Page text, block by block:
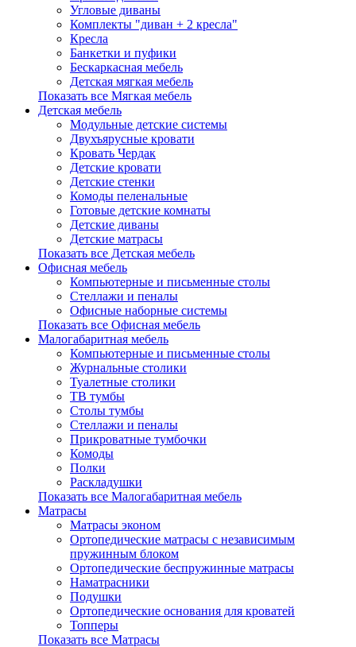
Угловые диваны
Комплекты "диван + 2 кресла"
Кресла
Банкетки и пуфики
Бескаркасная мебель
Детская мягкая мебель
Показать все Мягкая мебель
Детская мебель
Модульные детские системы
Двухъярусные кровати
Кровать Чердак
Детские кровати
Детские стенки
Комоды пеленальные
Готовые детские комнаты
Детские диваны
Детские матрасы
Показать все Детская мебель
Офисная мебель
Компьютерные и письменные столы
Стеллажи и пеналы
Офисные наборные системы
Показать все Офисная мебель
Малогабаритная мебель
Компьютерные и письменные столы
Журнальные столики
Туалетные столики
ТВ тумбы
Столы тумбы
Стеллажи и пеналы
Прикроватные тумбочки
Комоды
Полки
Раскладушки
Показать все Малогабаритная мебель
Матрасы
Матрасы эконом
Ортопедические матрасы с независимым
пружинным блоком
Ортопедические беспружинные матрасы
Наматрасники
Подушки
Ортопедические основания для кроватей
Топперы
Показать все Матрасы